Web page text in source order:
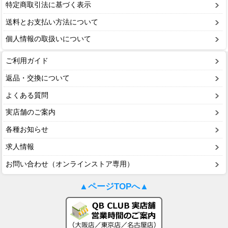
特定商取引法に基づく表示
送料とお支払い方法について
個人情報の取扱いについて
ご利用ガイド
返品・交換について
よくある質問
実店舗のご案内
各種お知らせ
求人情報
お問い合わせ（オンラインストア専用）
▲ページTOPへ▲